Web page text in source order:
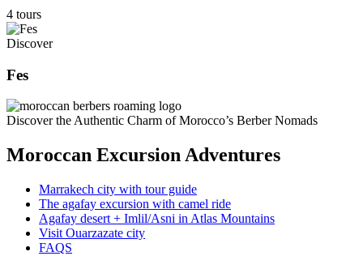
4 tours
Discover
Fes
Discover the Authentic Charm of Morocco’s Berber Nomads
Moroccan Excursion Adventures
Marrakech city with tour guide
The agafay excursion with camel ride
Agafay desert + Imlil/Asni in Atlas Mountains
Visit Ouarzazate city
FAQS